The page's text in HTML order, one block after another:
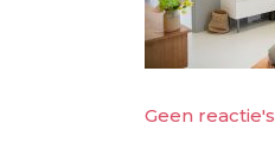
Geen reactie's